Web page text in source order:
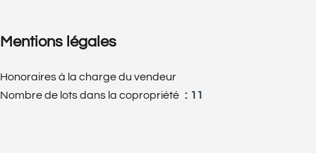
Mentions légales
Honoraires à la charge du vendeur
Nombre de lots dans la copropriété
11